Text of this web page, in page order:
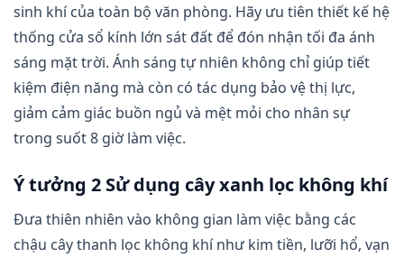
sinh khí của toàn bộ văn phòng. Hãy ưu tiên thiết kế hệ
thống cửa sổ kính lớn sát đất để đón nhận tối đa ánh
sáng mặt trời. Ánh sáng tự nhiên không chỉ giúp tiết
kiệm điện năng mà còn có tác dụng bảo vệ thị lực,
giảm cảm giác buồn ngủ và mệt mỏi cho nhân sự
trong suốt 8 giờ làm việc.
Ý tưởng 2 Sử dụng cây xanh lọc không khí
Đưa thiên nhiên vào không gian làm việc bằng các
chậu cây thanh lọc không khí như kim tiền, lưỡi hổ, vạn